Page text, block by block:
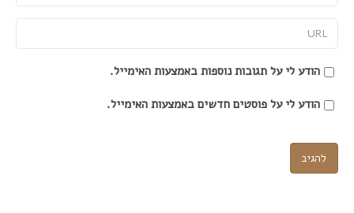
הודע לי על תגובות נוספות באמצעות האימייל.
הודע לי על פוסטים חדשים באמצעות האימייל.